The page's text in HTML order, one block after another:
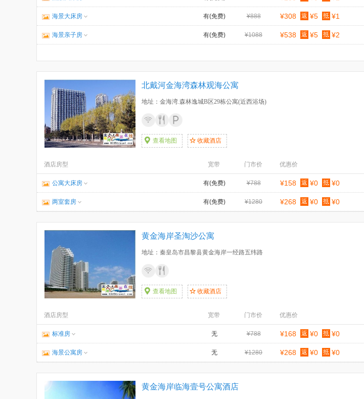
海景大床房 有(免费) ¥888 ¥308 返 ¥5 抵 ¥1
海景亲子房 有(免费) ¥1088 ¥538 返 ¥5 抵 ¥2
北戴河金海湾森林观海公寓
地址：金海湾.森林逸城B区29栋公寓(近西浴场)
查看地图 收藏酒店
酒店房型 宽带 门市价 优惠价
公寓大床房 有(免费) ¥788 ¥158 返 ¥0 抵 ¥0
两室套房 有(免费) ¥1280 ¥268 返 ¥0 抵 ¥0
黄金海岸圣淘沙公寓
地址：秦皇岛市昌黎县黄金海岸一经路五纬路
查看地图 收藏酒店
酒店房型 宽带 门市价 优惠价
标准房 无 ¥788 ¥168 返 ¥0 抵 ¥0
海景公寓房 无 ¥1280 ¥268 返 ¥0 抵 ¥0
黄金海岸临海壹号公寓酒店